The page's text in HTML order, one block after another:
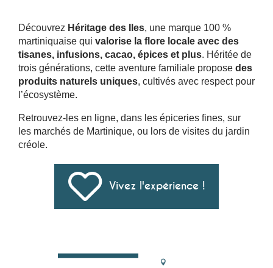
Découvrez Héritage des Iles, une marque 100 %
martiniquaise qui valorise la flore locale avec des
tisanes, infusions, cacao, épices et plus. Héritée de
trois générations, cette aventure familiale propose des
produits naturels uniques, cultivés avec respect pour
l’écosystème.
Retrouvez-les en ligne, dans les épiceries fines, sur
les marchés de Martinique, ou lors de visites du jardin
créole.
Vivez l'expérience !